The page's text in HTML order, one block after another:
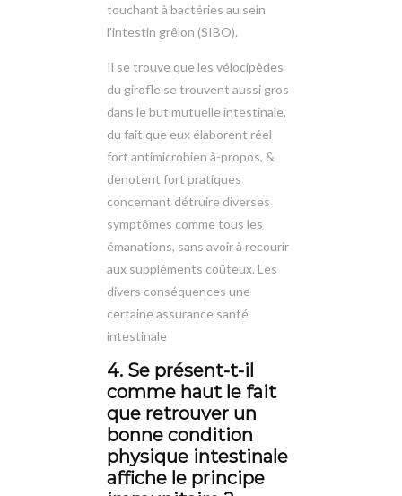
touchant à bactéries au sein
l’intestin grêlon (SIBO).
Il se trouve que les vélocipèdes
du girofle se trouvent aussi gros
dans le but mutuelle intestinale,
du fait que eux élaborent réel
fort antimicrobien à-propos, &
denotent fort pratiques
concernant détruire diverses
symptômes comme tous les
émanations, sans avoir à recourir
aux suppléments coûteux. Les
divers conséquences une
certaine assurance santé
intestinale
4. Se présent-t-il
comme haut le fait
que retrouver un
bonne condition
physique intestinale
affiche le principe